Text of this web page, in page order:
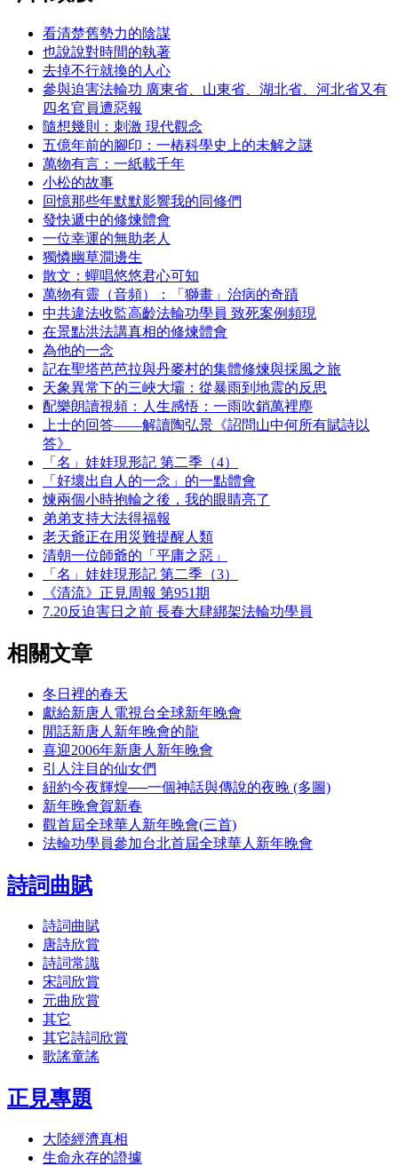
看清楚舊勢力的陰謀
也說說對時間的執著
去掉不行就換的人心
參與迫害法輪功 廣東省、山東省、湖北省、河北省又有
四名官員遭惡報
隨想幾則：刺激 現代觀念
五億年前的腳印：一樁科學史上的未解之謎
萬物有言：一紙載千年
小松的故事
回憶那些年默默影響我的同修們
發快遞中的修煉體會
一位幸運的無助老人
獨憐幽草澗邊生
散文：蟬唱悠悠君心可知
萬物有靈（音頻）：「獅畫」治病的奇蹟
中共違法收監高齡法輪功學員 致死案例頻現
在景點洪法講真相的修煉體會
為他的一念
記在聖塔芭芭拉與丹麥村的集體修煉與採風之旅
天象異常下的三峽大壩：從暴雨到地震的反思
配樂朗讀視頻：人生感悟：一雨吹銷萬裡塵
上士的回答——解讀陶弘景《詔問山中何所有賦詩以
答》
「名」娃娃現形記 第二季（4）
「好壞出自人的一念」的一點體會
煉兩個小時抱輪之後，我的眼睛亮了
弟弟支持大法得福報
老天爺正在用災難提醒人類
清朝一位師爺的「平庸之惡」
「名」娃娃現形記 第二季（3）
《清流》正見周報 第951期
7.20反迫害日之前 長春大肆綁架法輪功學員
相關文章
冬日裡的春天
獻給新唐人電視台全球新年晚會
閒話新唐人新年晚會的龍
喜迎2006年新唐人新年晚會
引人注目的仙女們
紐約今夜輝煌──一個神話與傳說的夜晚 (多圖)
新年晚會賀新春
觀首屆全球華人新年晚會(三首)
法輪功學員參加台北首屆全球華人新年晚會
詩詞曲賦
詩詞曲賦
唐詩欣賞
詩詞常識
宋詞欣賞
元曲欣賞
其它
其它詩詞欣賞
歌謠童謠
正見專題
大陸經濟真相
生命永存的證據